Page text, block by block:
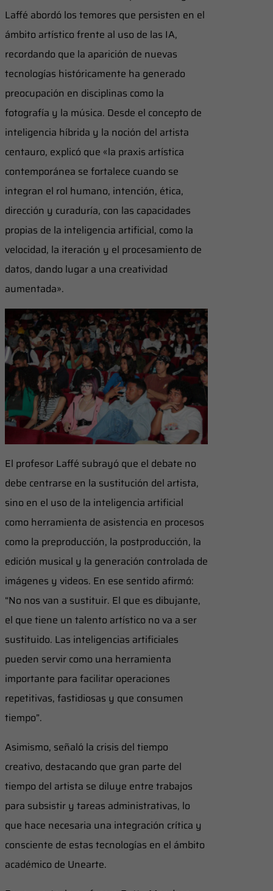
Laffé abordó los temores que persisten en el
ámbito artístico frente al uso de las IA,
recordando que la aparición de nuevas
tecnologías históricamente ha generado
preocupación en disciplinas como la
fotografía y la música. Desde el concepto de
inteligencia híbrida y la noción del artista
centauro, explicó que «la praxis artística
contemporánea se fortalece cuando se
integran el rol humano, intención, ética,
dirección y curaduría, con las capacidades
propias de la inteligencia artificial, como la
velocidad, la iteración y el procesamiento de
datos, dando lugar a una creatividad
aumentada».
El profesor Laffé subrayó que el debate no
debe centrarse en la sustitución del artista,
sino en el uso de la inteligencia artificial
como herramienta de asistencia en procesos
como la preproducción, la postproducción, la
edición musical y la generación controlada de
imágenes y videos. En ese sentido afirmó:
“No nos van a sustituir. El que es dibujante,
el que tiene un talento artístico no va a ser
sustituido. Las inteligencias artificiales
pueden servir como una herramienta
importante para facilitar operaciones
repetitivas, fastidiosas y que consumen
tiempo”.
Asimismo, señaló la crisis del tiempo
creativo, destacando que gran parte del
tiempo del artista se diluye entre trabajos
para subsistir y tareas administrativas, lo
que hace necesaria una integración crítica y
consciente de estas tecnologías en el ámbito
académico de Unearte.